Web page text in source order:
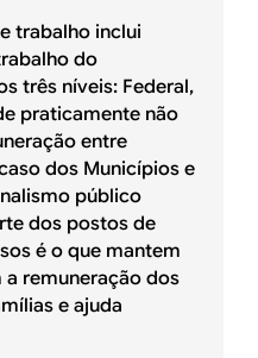
trabalho inclui
do
três níveis: Federal,
praticamente não
entre
dos Municípios e
público
dos postos de
é o que mantem
remuneração dos
e ajuda